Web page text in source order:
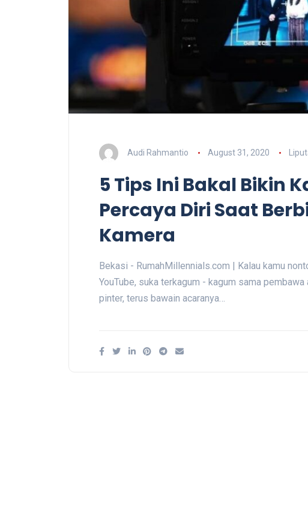
Audi Rahmantio August 31, 2020
5 Tips Ini Bakal Bikin
Percaya Diri Saat
Kamera
Bekasi - RumahMillennials.com | Kalau kamu
YouTube, suka terkagum - kagum sama
pinter, terus bawain acaranya…